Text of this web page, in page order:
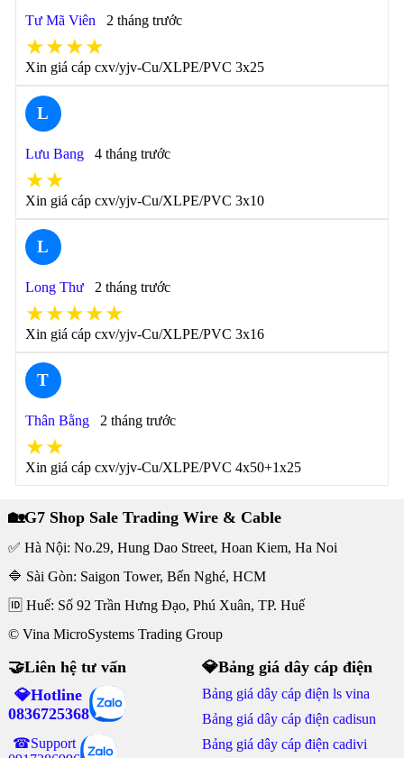
Tư Mã Viên 2 tháng trước
★★★★
Xin giá cáp cxv/yjv-Cu/XLPE/PVC 3x25
L
Lưu Bang 4 tháng trước
★★
Xin giá cáp cxv/yjv-Cu/XLPE/PVC 3x10
L
Long Thư 2 tháng trước
★★★★★
Xin giá cáp cxv/yjv-Cu/XLPE/PVC 3x16
T
Thân Bằng 2 tháng trước
★★
Xin giá cáp cxv/yjv-Cu/XLPE/PVC 4x50+1x25
🏡G7 Shop Sale Trading Wire & Cable
✅ Hà Nội: No.29, Hung Dao Street, Hoan Kiem, Ha Noi
🔷 Sài Gòn: Saigon Tower, Bến Nghé, HCM
🆔 Huế: Số 92 Trần Hưng Đạo, Phú Xuân, TP. Huế
© Vina MicroSystems Trading Group
🤝Liên hệ tư vấn
💎Hotline
0836725368
☎Support
💎Bảng giá dây cáp điện
Bảng giá dây cáp điện ls vina
Bảng giá dây cáp điện cadisun
Bảng giá dây cáp điện cadivi